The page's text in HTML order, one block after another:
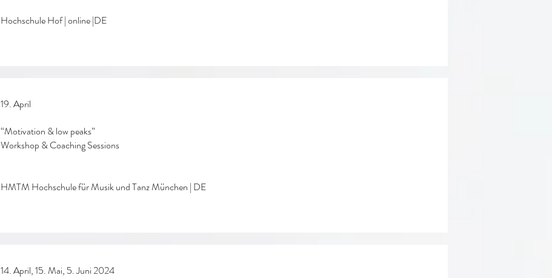
Hochschule Hof | online |DE
19. April
“Motivation & low peaks”
Workshop & Coaching Sessions
HMTM Hochschule für Musik und Tanz München | DE
14. April, 15. Mai, 5. Juni 2024